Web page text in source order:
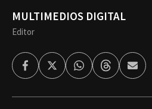
MULTIMEDIOS DIGITAL
Editor
FacebookTwitterWhatsappThreadsEnviar
por